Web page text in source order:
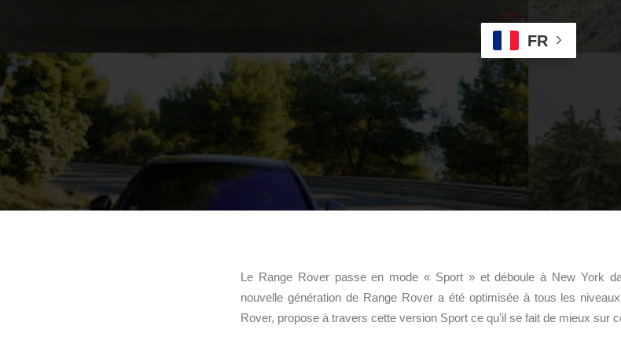
FR
Le Range Rover passe en mode « Sport » et déboule à New York
nouvelle génération de Range Rover a été optimisée à tous les
Rover, propose à travers cette version Sport ce qu’il se fait de mieux sur